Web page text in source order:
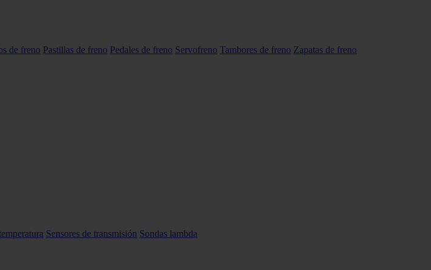
de freno Pastillas de freno Pedales de freno Servofreno Tambores de freno Zapatas de freno
Sensores de transmisión Sondas lambda